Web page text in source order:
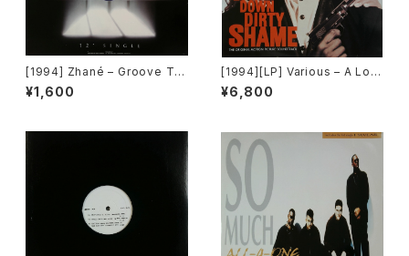
[1994] Zhané – Groove Th
ang (Remix) [Motown][在庫
B]
¥1,600
[1994][LP] Various – A Low
Down Dirty Shame (The Or
iginal Motion Picture Soun
¥6,800